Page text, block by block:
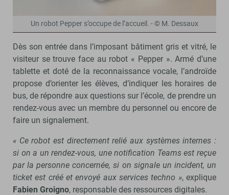
Un robot Pepper s’occupe de l’accueil. - © M. Dessaux
Dès son entrée dans l’imposant bâtiment gris et vitré, le
visiteur se trouve face au robot « Pepper ». Armé d’une
tablette et doté de la reconnaissance vocale, l’androïde
propose d’orienter les élèves, d’indiquer les horaires de
bus, de répondre aux questions sur l’école, de prendre un
rendez-vous avec un membre du personnel ou encore de
faire un signalement.
« Ce robot est directement relié aux systèmes internes :
si on a un rendez-vous, une notification Teams est reçue
par la personne concernée, si on signale un incident, un
ticket est créé et envoyé aux services techno », explique
Fabien Groigno, responsable des ressources digitales.